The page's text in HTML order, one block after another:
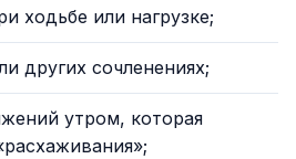
ходьбе или нагрузке;
других сочленениях;
утром, которая